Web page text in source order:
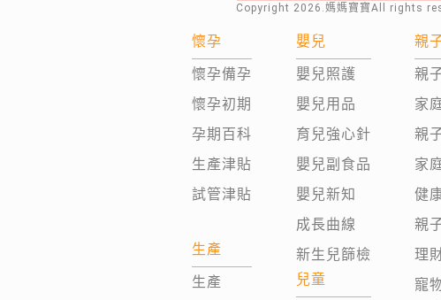
Copyright 2026 .媽媽寶寶All rights
懷孕
懷孕備孕
懷孕初期
孕期百科
生產津貼
試管津貼
生產
生產
嬰兒
嬰兒照護
嬰兒用品
育兒強心針
嬰兒副食品
嬰兒新知
成長曲線
新生兒篩檢
兒童
親
親
家
親
家
健
親
理
寵